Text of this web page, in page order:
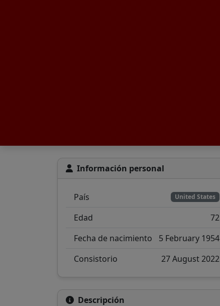
Información personal
País United States
Edad
72
Fecha de nacimiento
5 February 1954
Consistorio
27 August 2022
Descripción